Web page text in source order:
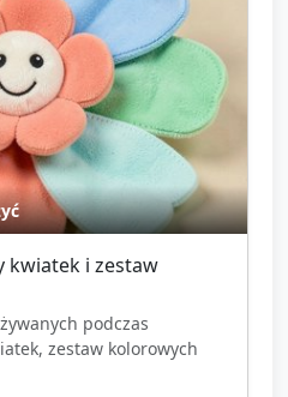
kwiatek i zestaw
podczas
zestaw kolorowych